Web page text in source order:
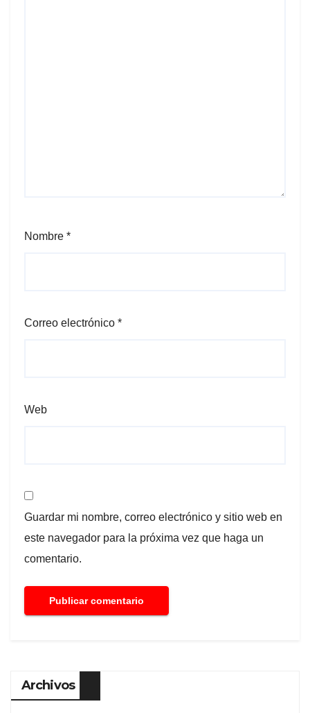
Nombre *
Correo electrónico *
Web
Guardar mi nombre, correo electrónico y sitio web en
este navegador para la próxima vez que haga un
comentario.
Archivos